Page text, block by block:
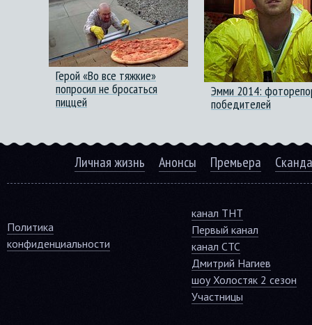
Герой «Во все тяжкие»
попросил не бросаться
пиццей
Эмми 2014:
победителей
Личная жизнь Анонсы Премьера
Политика
конфиденциальности
канал ТНТ
Первый канал
канал СТС
Дмитрий Нагиев
шоу Холостяк 2 сезон
Участницы